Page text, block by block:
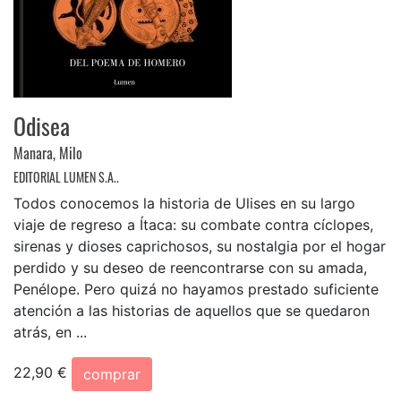
Odisea
Manara, Milo
EDITORIAL LUMEN S.A..
Todos conocemos la historia de Ulises en su largo
viaje de regreso a Ítaca: su combate contra cíclopes,
sirenas y dioses caprichosos, su nostalgia por el hogar
perdido y su deseo de reencontrarse con su amada,
Penélope. Pero quizá no hayamos prestado suficiente
atención a las historias de aquellos que se quedaron
atrás, en ...
22,90 €
comprar